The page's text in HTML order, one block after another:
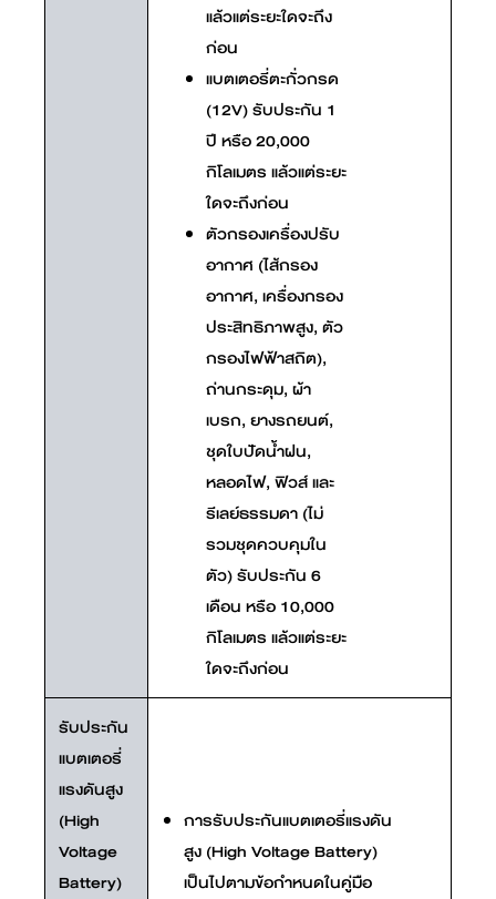
แล้วแต่ระยะใดจะถึง
ก่อน
แบตเตอรี่ตะกั่วกรด
(12V) รับประกัน 1
ปี หรือ 20,000
กิโลเมตร แล้วแต่ระยะ
ใดจะถึงก่อน
ตัวกรองเครื่องปรับ
อากาศ (ไส้กรอง
อากาศ, เครื่องกรอง
ประสิทธิภาพสูง, ตัว
กรองไฟฟ้าสถิต),
ถ่านกระดุม, ผ้า
เบรก, ยางรถยนต์,
ชุดใบปัดน้ำฝน,
หลอดไฟ, ฟิวส์ และ
รีเลย์ธรรมดา (ไม่
รวมชุดควบคุมใน
ตัว) รับประกัน 6
เดือน หรือ 10,000
กิโลเมตร แล้วแต่ระยะ
ใดจะถึงก่อน
รับประกัน
แบตเตอรี่
แรงดันสูง
(High
Voltage
Battery)
การรับประกันแบตเตอรี่แรงดัน
สูง (High Voltage Battery)
เป็นไปตามข้อกำหนดในคู่มือ